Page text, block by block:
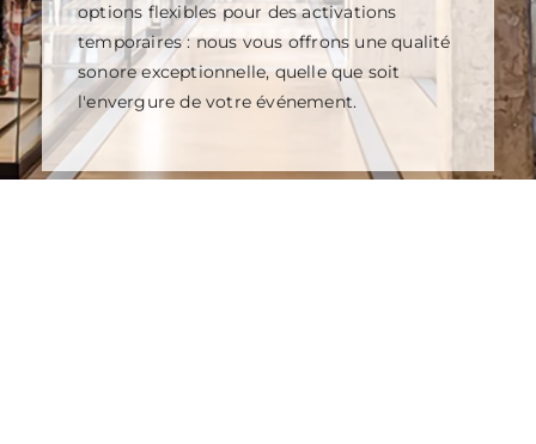
options flexibles pour des activations
temporaires : nous vous offrons une qualité
sonore exceptionnelle, quelle que soit
l'envergure de votre événement.